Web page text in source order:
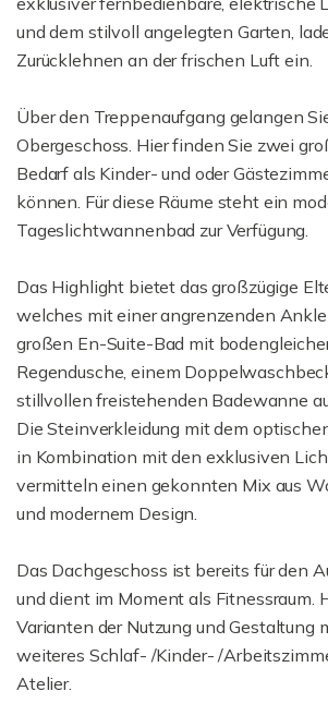
und dem stilvoll angelegten Garten,
Zurücklehnen an der frischen Luft ein.
Über den Treppenaufgang gelangen
Obergeschoss. Hier finden Sie zwei
Bedarf als Kinder- und oder
können. Für diese Räume steht ein
Tageslichtwannenbad zur Verfügung.
Das Highlight bietet das großzügige
welches mit einer angrenzenden
großen En-Suite-Bad mit
Regendusche, einem
stillvollen freistehenden Badewanne
Die Steinverkleidung mit dem
in Kombination mit den exklusiven
vermitteln einen gekonnten Mix aus
und modernem Design.
Das Dachgeschoss ist bereits für den
und dient im Moment als Fitnessraum.
Varianten der Nutzung und Gestaltung
weiteres Schlaf- /Kinder- /
Atelier.